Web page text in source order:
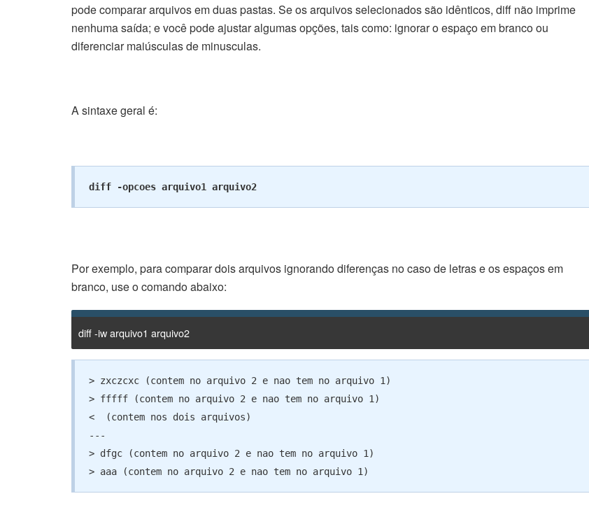
pode comparar arquivos em duas pastas. Se os arquivos selecionados são idênticos, diff não imprime
nenhuma saída; e você pode ajustar algumas opções, tais como: ignorar o espaço em branco ou
diferenciar maiúsculas de minusculas.
A sintaxe geral é:
diff -opcoes arquivo1 arquivo2
Por exemplo, para comparar dois arquivos ignorando diferenças no caso de letras e os espaços em
branco, use o comando abaixo:
diff -iw arquivo1 arquivo2
> zxczcxc (contem no arquivo 2 e nao tem no arquivo 1)
> fffff (contem no arquivo 2 e nao tem no arquivo 1)
<  (contem nos dois arquivos)
---
> dfgc (contem no arquivo 2 e nao tem no arquivo 1)